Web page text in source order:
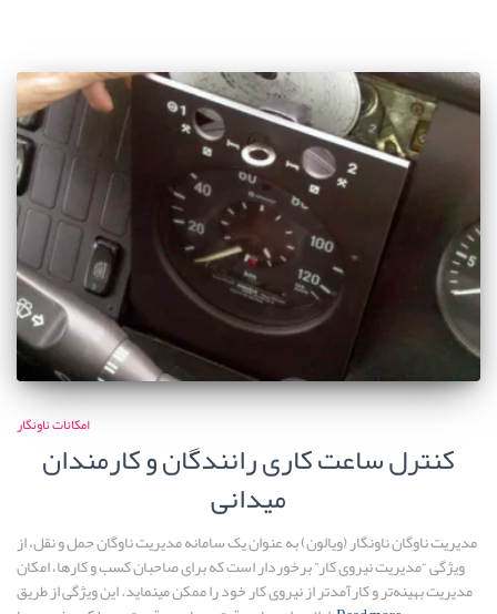
امکانات ناونگار
کنترل ساعت کاری رانندگان و کارمندان
میدانی
مدیریت ناوگان ناونگار (ویالون) به عنوان یک سامانه مدیریت ناوگان حمل و نقل، از
ویژگی “مدیریت نیروی کار” برخوردار است که برای صاحبان کسب و کارها، امکان
مدیریت بهینه‌تر و کارآمدتر از نیروی کار خود را ممکن مینماید. این ویژگی از طریق